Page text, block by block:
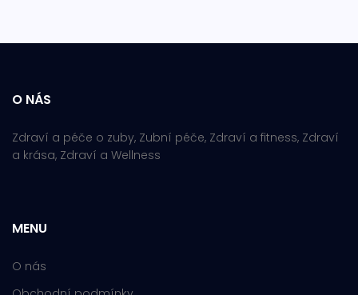
O NÁS
Zdraví a péče o zuby, Zubní péče, Zdraví a fitness, Zdraví
a krása, Zdraví a Wellness
MENU
O nás